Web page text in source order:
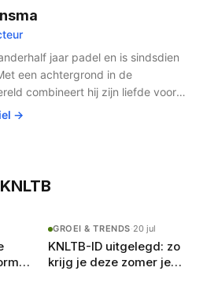
door de sport laagdrempelig en
Voor Nederlandse padelfans is
naam die staat voor
gezellige en sportieve sfeer door
jaar padel en is sindsdien
een achtergrond in de
combineert hij zijn liefde voor
de snelst groeiende sport van
→
GROEI & TRENDS·20 jul
KNLTB-ID uitgelegd: zo
krijg je deze zomer je